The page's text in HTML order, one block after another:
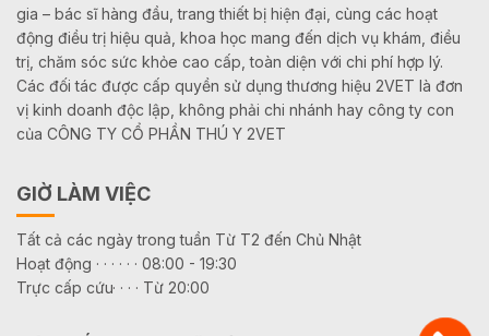
gia – bác sĩ hàng đầu, trang thiết bị hiện đại, cùng các hoạt
động điều trị hiệu quả, khoa học mang đến dịch vụ khám, điều
trị, chăm sóc sức khỏe cao cấp, toàn diện với chi phí hợp lý.
Các đối tác được cấp quyền sử dụng thương hiệu 2VET là đơn
vị kinh doanh độc lập, không phải chi nhánh hay công ty con
của CÔNG TY CỔ PHẦN THÚ Y 2VET
GIỜ LÀM VIỆC
Tất cả các ngày trong tuần Từ T2 đến Chủ Nhật
Hoạt động · · · · · · 08:00 - 19:30
Trực cấp cứu· · · · Từ 20:00